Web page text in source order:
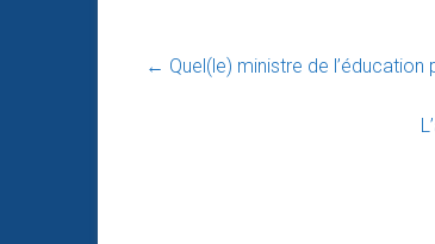
← Quel(le) ministre de l’éducation